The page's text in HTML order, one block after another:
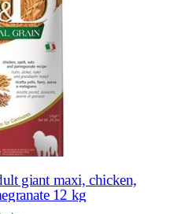
giant maxi, chicken,
12 kg